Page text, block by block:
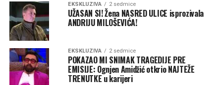
EKSKLUZIVA 2 sedmice
UŽASAN SI! Žena NASRED ULICE isprozivala
ANDRIJU MILOŠEVIĆA!
EKSKLUZIVA 2 sedmice
POKAZAO MI SNIMAK TRAGEDIJE PRE
EMISIJE: Ognjen Amidžić otkrio NAJTEŽE
TRENUTKE u karijeri